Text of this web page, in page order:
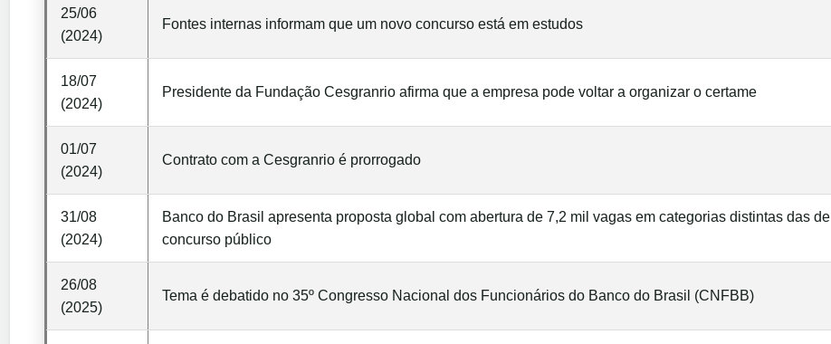
25/06
(2024)
Fontes internas informam que um novo concurso está em estudos
18/07
(2024)
Presidente da Fundação Cesgranrio afirma que a empresa pode voltar a organizar o certame
01/07
(2024)
Contrato com a Cesgranrio é prorrogado
31/08
(2024)
Banco do Brasil apresenta proposta global com abertura de 7,2 mil vagas em categorias distintas das de
concurso público
26/08
(2025)
Tema é debatido no 35º Congresso Nacional dos Funcionários do Banco do Brasil (CNFBB)